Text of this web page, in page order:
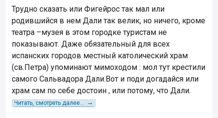
Трудно сказать или Фигейрос так мал или
родившийся в нем Дали так велик, но ничего, кроме
театра –музея в этом городке туристам не
показывают. Даже обязательный для всех
испанских городов местный католический храм
(св.Петра) упоминают мимоходом : мол тут крестили
самого Сальвадора Дали.Вот и поди догадайся или
храм сам по себе достоин , или потому, что Дали.
Читать, смотреть далее... →